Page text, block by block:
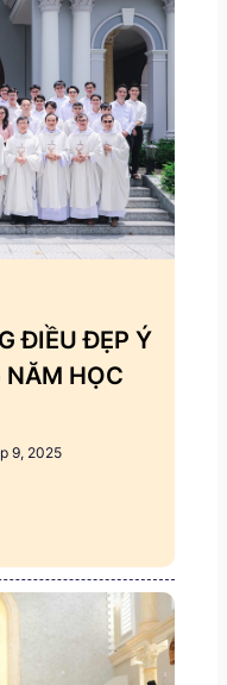
ĐIỀU ĐẸP Ý
NĂM HỌC
9, 2025